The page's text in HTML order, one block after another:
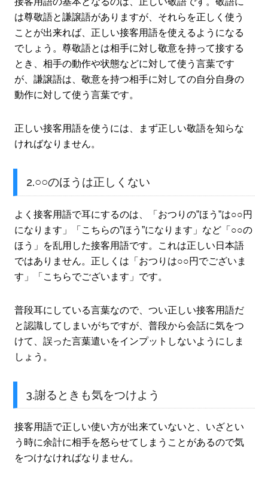
は尊敬語と謙譲語がありますが、それらを正しく使う
ことが出来れば、正しい接客用語を使えるようになる
でしょう。尊敬語とは相手に対し敬意を持って接する
とき、相手の動作や状態などに対して使う言葉です
が、謙譲語は、敬意を持つ相手に対しての自分自身の
動作に対して使う言葉です。
正しい接客用語を使うには、まず正しい敬語を知らな
ければなりません。
2.○○のほうは正しくない
よく接客用語で耳にするのは、「おつりの”ほう”は○○円
になります」「こちらの”ほう”になります」など「○○の
ほう」を乱用した接客用語です。これは正しい日本語
ではありません。正しくは「おつりは○○円でございま
す」「こちらでございます」です。
普段耳にしている言葉なので、つい正しい接客用語だ
と認識してしまいがちですが、普段から会話に気をつ
けて、誤った言葉遣いをインプットしないようにしま
しょう。
3.謝るときも気をつけよう
接客用語で正しい使い方が出来ていないと、いざとい
う時に余計に相手を怒らせてしまうことがあるので気
をつけなければなりません。